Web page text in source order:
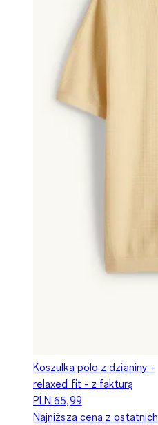
Koszulka polo z dzianiny -
relaxed fit - z fakturą
PLN 65,99
Najniższa cena z ostatnich